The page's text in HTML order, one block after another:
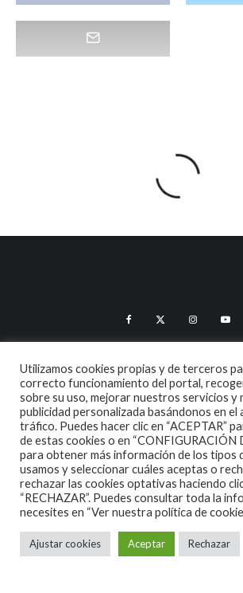
ALGUNAS CANCIONES CINE
CONCIERTOS ESPAÑA 2027 CRÓNICAS
EL RINCÓN DEL GOURMET EN PAPEL
ESPECIALES HOT NEWS
LA TRASTIENDA MIS DISCOS Y YO
REVIEWS TEATRO TU DISCO
Utilizamos cookies propias y de terceros
correcto funcionamiento del portal,
sobre su uso, mejorar nuestros servicios
publicidad personalizada basándonos en el
tráfico. Puedes hacer clic en “ACEPTAR”
de estas cookies o en “CONFIGURACIÓN
para obtener más información de los tipos
usamos y seleccionar cuáles aceptas o
rechazar las cookies optativas haciendo
“RECHAZAR”. Puedes consultar toda la
necesites en “Ver nuestra política de
Ajustar cookies Aceptar Rechazar